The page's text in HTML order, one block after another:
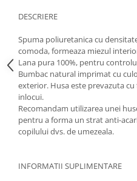
DESCRIERE
Spuma poliuretanica cu
comoda, formeaza miezul
Lana pura 100%, pentru
Bumbac natural imprimat cu
exterior. Husa este prevazuta
inlocui.
Recomandam utilizarea unei
pentru a forma un strat anti-
copilului dvs. de umezeala.
INFORMATII SUPLIMENTARE